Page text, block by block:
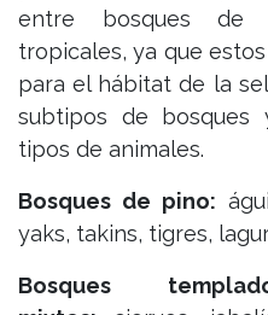
entre bosques de
tropicales, ya que
para el hábitat de la
subtipos de bosques
tipos de animales.
Bosques de pino:
yaks, takins, tigres,
Bosques